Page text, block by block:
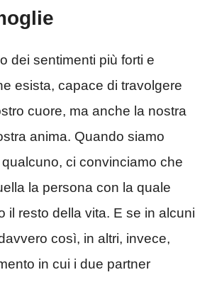
dei sentimenti più forti e
esista, capace di travolgere
cuore, ma anche la nostra
anima. Quando siamo
ci convinciamo che
la persona con la quale
il resto della vita. E se in alcuni
così, in altri, invece,
in cui i due partner